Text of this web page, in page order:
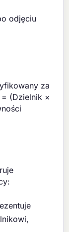
odjęciu
za
(Dzielnik ×